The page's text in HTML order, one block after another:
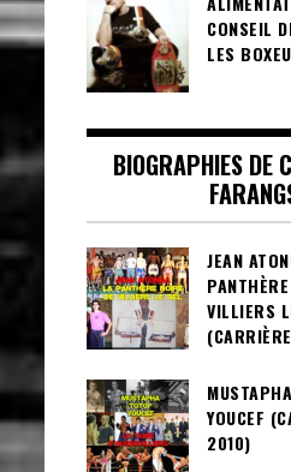
CONSEIL
LES
BIOGRAPHIES DE
JEAN
VILLIERS
YOUCEF
2010)